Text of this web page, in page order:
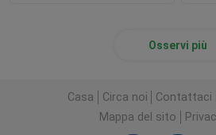
Osservi più
Casa Circa noi Contattaci
Mappa del sito